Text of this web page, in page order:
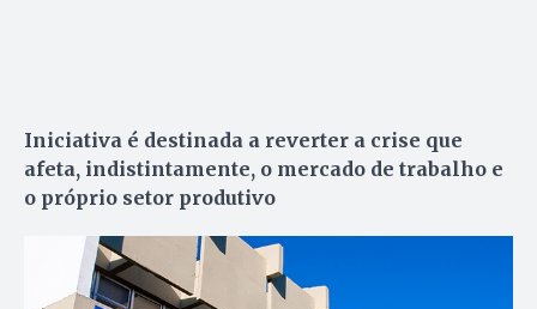
Iniciativa é destinada a reverter a crise que
afeta, indistintamente, o mercado de trabalho e
o próprio setor produtivo